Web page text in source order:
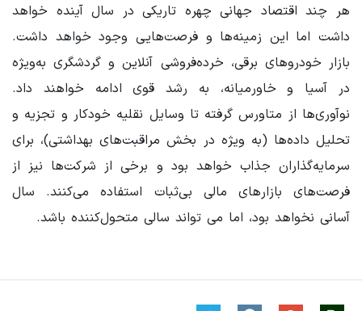
هر چند اقتصاد جهانی چهره تاریکی در سال آینده خواهد
داشت اما این زمینه‌ها و فرصت‌هایی وجود خواهد داشت.
بازار خودروهای برقی، خرده‌فروشی آنلاین و گردشگری به‌ویژه
در آسیا و خاورمیانه، به رشد قوی ادامه خواهند داد.
نوآوری‌ها از متاورس گرفته تا وسایل نقلیه خودکار و تجزیه و
تحلیل داده‌ها (به ویژه در بخش مراقبت‌های بهداشتی)، برای
سرمایه‌گذاران جذاب خواهد بود و برخی از شرکت‌ها نیز از
فرصت‌های بازارهای مالی بی‌ثبات استفاده می‌کنند. سال
آسانی نخواهد بود، اما می تواند سالی متحول‌کننده باشد.